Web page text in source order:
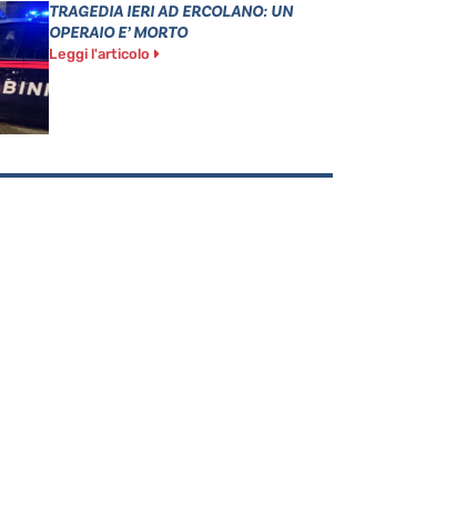
TRAGEDIA IERI AD ERCOLANO: UN
OPERAIO E’ MORTO
Leggi l'articolo